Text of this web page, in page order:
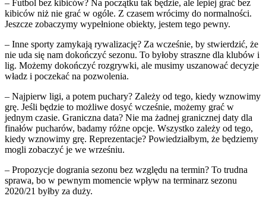
– Futbol bez kibiców? Na początku tak będzie, ale lepiej grać bez
kibiców niż nie grać w ogóle. Z czasem wrócimy do normalności.
Jeszcze zobaczymy wypełnione obiekty, jestem tego pewny.
– Inne sporty zamykają rywalizację? Za wcześnie, by stwierdzić, że
nie uda się nam dokończyć sezonu. To byłoby straszne dla klubów i
lig. Możemy dokończyć rozgrywki, ale musimy uszanować decyzje
władz i poczekać na pozwolenia.
– Najpierw ligi, a potem puchary? Zależy od tego, kiedy wznowimy
grę. Jeśli będzie to możliwe dosyć wcześnie, możemy grać w
jednym czasie. Graniczna data? Nie ma żadnej granicznej daty dla
finałów pucharów, badamy różne opcje. Wszystko zależy od tego,
kiedy wznowimy grę. Reprezentacje? Powiedziałbym, że będziemy
mogli zobaczyć je we wrześniu.
– Propozycje dogrania sezonu bez względu na termin? To trudna
sprawa, bo w pewnym momencie wpływ na terminarz sezonu
2020/21 byłby za duży.